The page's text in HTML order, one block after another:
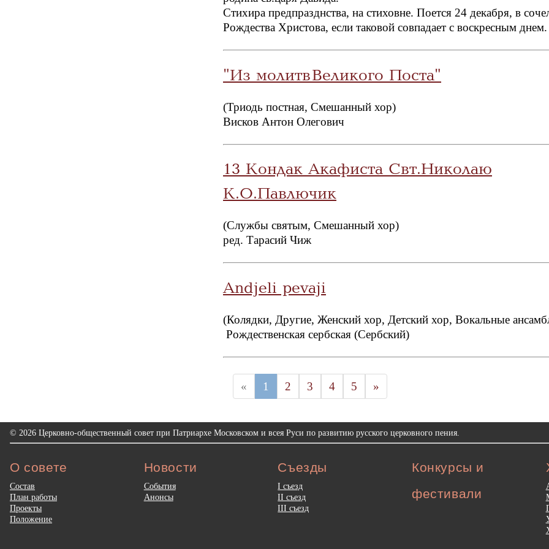
Стихира предпразднства, на стиховне. Поется 24 декабря, в
Рождества Христова, если таковой совпадает с воскресным днем.
"Из молитв Великого Поста"
(Триодь постная, Смешанный хор)
Висков Антон Олегович
13 Кондак Акафиста Свт.Николаю
К.О.Павлючик
(Службы святым, Смешанный хор)
ред. Тарасий Чиж
Andjeli pevaji
(Колядки, Другие, Женский хор, Детский хор, Вокальные
Рождественская сербская (Сербский)
« 1 2 3 4 5 »
© 2026 Церковно-общественный совет при Патриархе Московском и всея Руси по развитию русского церковного пения.
О совете
Состав
План работы
Проекты
Положение
Новости
События
Анонсы
Съезды
I съезд
II съезд
III съезд
Конкурсы и
фестивали